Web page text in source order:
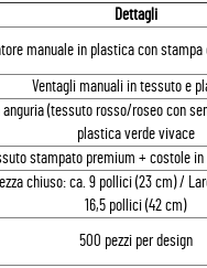
Dettagli
manuale in plastica con stampa
Ventagli manuali in tessuto e
anguria (tessuto rosso/roseo con
plastica verde vivace
stampato premium + costole
chiuso: ca. 9 pollici (23 cm) /
16,5 pollici (42 cm)
500 pezzi per design